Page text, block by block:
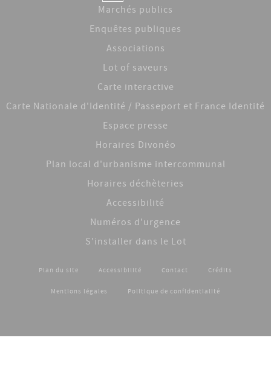
Marchés publics
Enquêtes publiques
Associations
Lot of saveurs
Carte interactive
Carte Nationale d'Identité / Passeport et France Identité
Espace presse
Horaires Divonéo
Plan local d'urbanisme intercommunal
Horaires déchèteries
Accessibilité
Numéros d'urgence
S'installer dans le Lot
Footer menu
Plan du site Accessibilité Contact Crédits
Mentions légales Politique de confidentialité